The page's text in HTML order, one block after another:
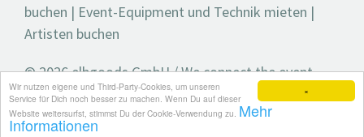
×
Wir nutzen eigene und Third-Party-Cookies, um unseren
Service für Dich noch besser zu machen. Wenn Du auf dieser
Website weitersurfst, stimmst Du der Cookie-Verwendung zu. Mehr
Informationen
buchen | Event-Equipment und Technik mieten |
Artisten buchen
© 2026 elbgoods GmbH / We connect the event
industry / Medienvielfalt für die Eventplanung /
Eventbranchenbuch, Blog, Magazin und mehr